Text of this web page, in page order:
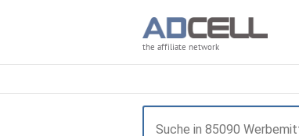
the affiliate network